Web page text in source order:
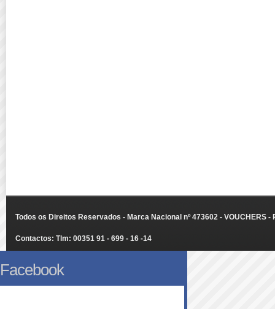
Todos os Direitos Reservados - Marca Nacional nº 473602 - VOUCHERS
Contactos: Tlm: 00351 91 - 699 - 16 -14
Facebook